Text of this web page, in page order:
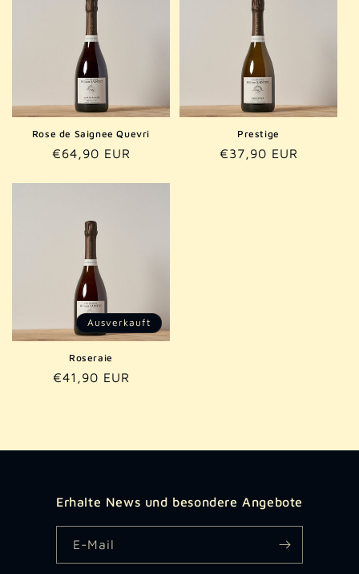
Rose de Saignee Quevri
Normaler
€64,90 EUR
Prestige
Normaler
€37,90 EUR
Ausverkauft
Roseraie
Normaler
€41,90 EUR
Erhalte News und besondere Angebote
E-Mail